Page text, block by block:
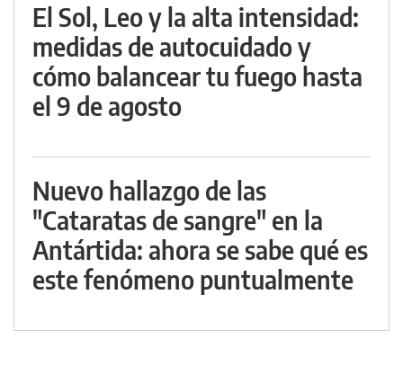
El Sol, Leo y la alta intensidad:
medidas de autocuidado y
cómo balancear tu fuego hasta
el 9 de agosto
Nuevo hallazgo de las
"Cataratas de sangre" en la
Antártida: ahora se sabe qué es
este fenómeno puntualmente